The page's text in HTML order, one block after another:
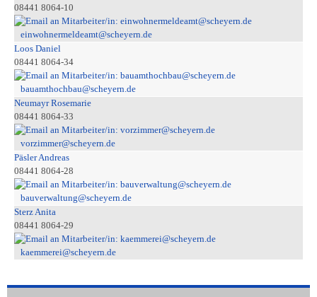
08441 8064-10
einwohnermeldeamt@scheyern.de
Loos Daniel
08441 8064-34
bauamthochbau@scheyern.de
Neumayr Rosemarie
08441 8064-33
vorzimmer@scheyern.de
Päsler Andreas
08441 8064-28
bauverwaltung@scheyern.de
Sterz Anita
08441 8064-29
kaemmerei@scheyern.de